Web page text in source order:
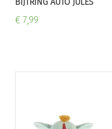
BIJTRING AUTO JULES
€ 7,99